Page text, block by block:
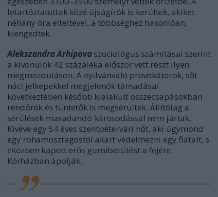
letartóztatottak közé újságírók is kerültek, akiket
néhány óra elteltével, a többséghez hasonlóan,
kiengedtek.
Alekszandra Arhipova szociológus számításai szerint
a kivonulók 42 százaléka először vett részt ilyen
megmozduláson. A nyilvánvaló provokátorok, sőt
náci jelkepekkel megjelenők támadásai
következtében később kialakult összecsapásokban
rendőrök és tüntetők is megsérültek. Állítólag a
sérülések maradandó károsodással nem jártak.
Kivéve egy 54 éves szentpétervári nőt, aki úgymond
egy rohamosztagostól akart védelmezni egy fiatalt, s
eközben kapott erős gumibotütést a fejére.
Kórházban ápolják.